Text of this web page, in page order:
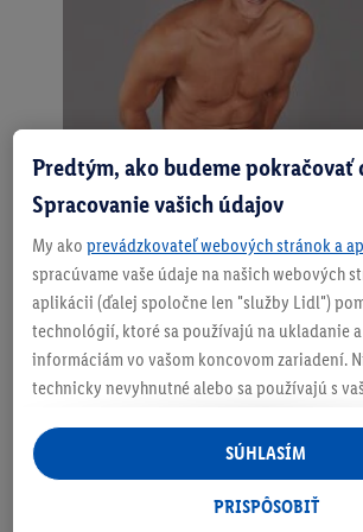
Boxerky
módny strih
normálna dĺžka nohavíc
optimálne prispôsobenie s
Predtým, ako budeme pokračovať
Spracovanie vašich údajov
My ako prevádzkovateľ webových stránok a
spracúvame vaše údaje na našich webových
aplikácii (ďalej spoločne len "služby Lidl")
technológií, ktoré sa používajú na ukladanie
informáciám vo vašom koncovom zariadení.
technicky nevyhnutné alebo sa používajú s
personalizovanú reklamu v rámci služieb Lidl
ste účastníkom programu Lidl Plus, na tieto
aj údaje z vášho nákupného správania v
PRISPÔSOBIŤ
SÚHLASÍM